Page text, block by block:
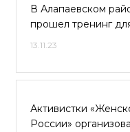
В Алапаевском
прошел тренинг
13.11.23
Активистки
России»